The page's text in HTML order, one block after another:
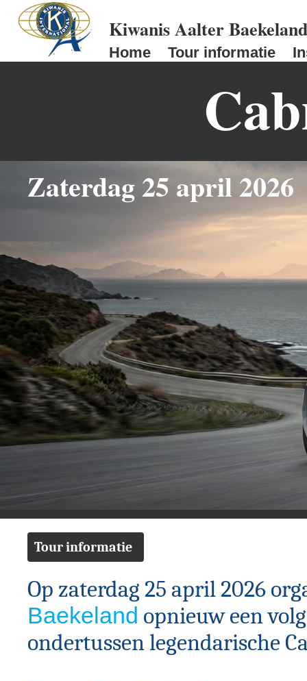
Kiwanis Aalter Baekeland
Home Tour informatie
Zaterdag 25 april 2026
Tour informatie
Op zaterdag 25 april 2026
Baekeland opnieuw een
ondertussen legendarische